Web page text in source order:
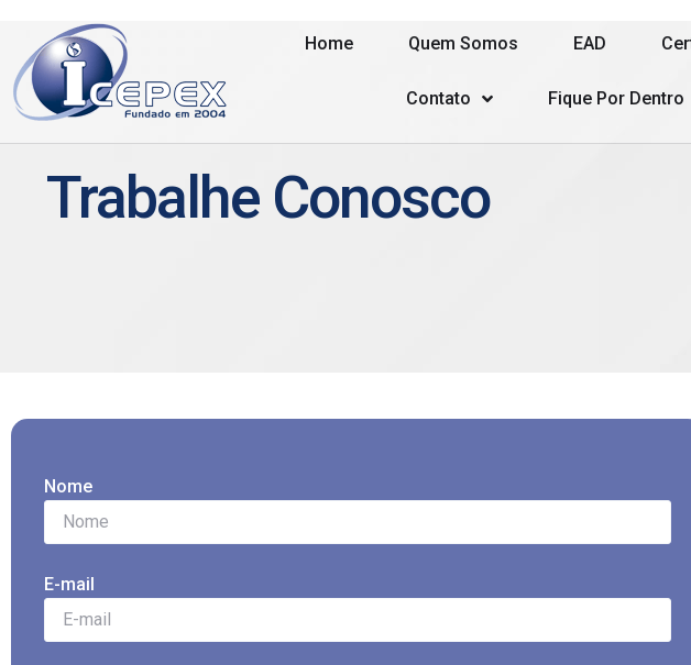
Home Quem Somos EAD
Contato Fique Por Dentro
Trabalhe Conosco
Nome
E-mail